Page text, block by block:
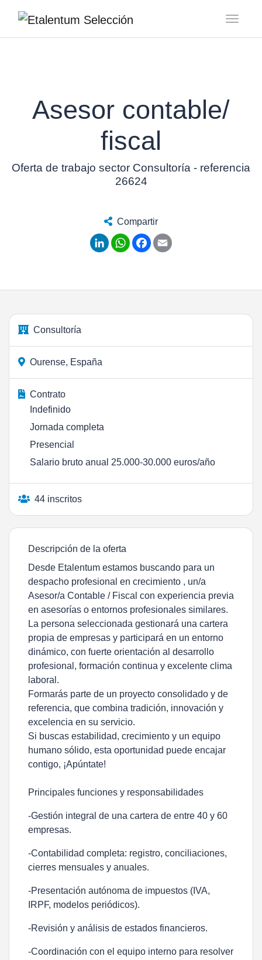
Asesor contable/
fiscal
Oferta de trabajo sector Consultoría - referencia
26624
Compartir
LinkedInWhatsApp
Facebook
Consultoría
Ourense, España
Contrato
Indefinido
Jornada completa
Presencial
Salario bruto anual 25.000-30.000 euros/año
44 inscritos
Descripción de la oferta
Desde Etalentum estamos buscando para un
despacho profesional en crecimiento , un/a
Asesor/a Contable / Fisca l con experiencia previa
en asesorías o entornos profesionales similares.
La persona seleccionada gestionará una cartera
propia de empresas y participará en un entorno
dinámico, con fuerte orientación al desarrollo
profesional, formación continua y excelente clima
laboral.
Formarás parte de un proyecto consolidado y de
referencia, que combina tradición, innovación y
excelencia en su servicio.
Si buscas estabilidad, crecimiento y un equipo
humano sólido, esta oportunidad puede encajar
contigo, ¡Apúntate!
Principales funciones y responsabilidades
-Gestión integral de una cartera de entre 40 y 60
empresas.
-Contabilidad completa: registro, conciliaciones,
cierres mensuales y anuales.
-Presentación autónoma de impuestos (IVA,
IRPF, modelos periódicos).
-Revisión y análisis de estados financieros.
-Coordinación con el equipo interno para resolver